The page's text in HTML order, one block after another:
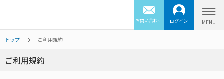
お問い合わせ ログイン
トップ ご利⽤規約
ご利⽤規約